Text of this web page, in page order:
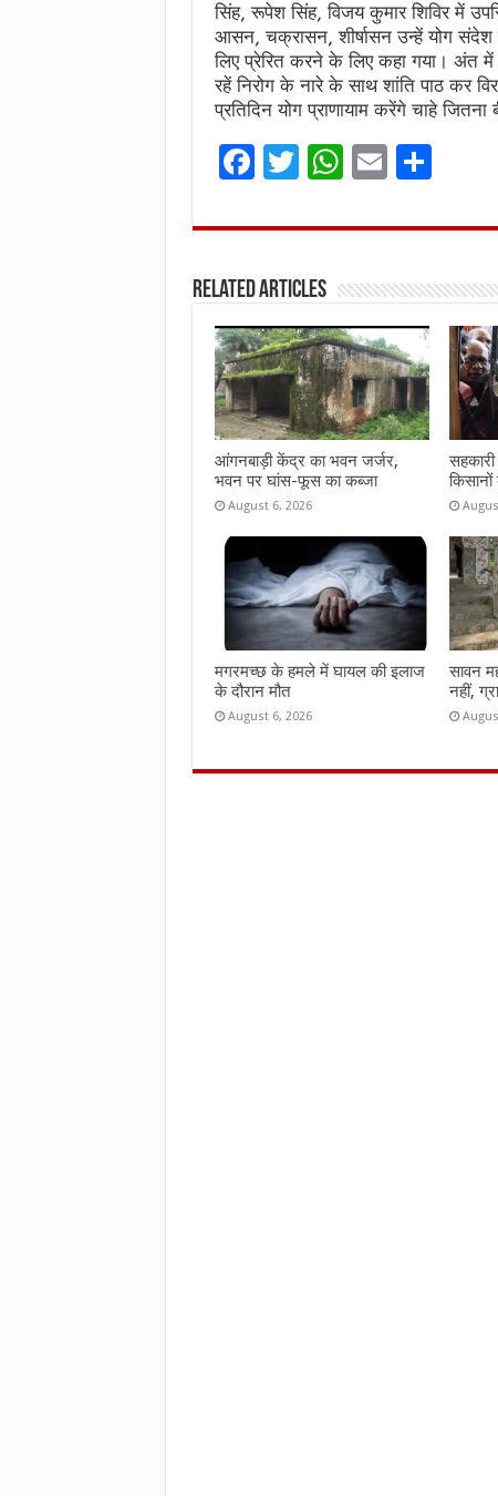
सिंह, रूपेश सिंह, विजय कुमार शिविर में
आसन, चक्रासन, शीर्षासन उन्हें योग
लिए प्रेरित करने के लिए कहा गया। अंत
रहें निरोग के नारे के साथ शांति पाठ कर
प्रतिदिन योग प्राणायाम करेंगे चाहे
F
ce
o
o
k
T
it
r
W
at
A
p
p
E
ai
S
ar
Related Articles
आंगनबाड़ी केंद्र का भवन जर्जर,
भवन पर घांस-फूस का कब्जा
August 6, 2026
मगरमच्छ के हमले में घायल की इलाज
के दौरान मौत
August 6, 2026
सावन
नहीं,